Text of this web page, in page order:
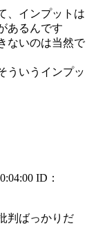
、インプットは
あるんです
ないのは当然で
ういうインプッ
ID：
判ばっかりだ